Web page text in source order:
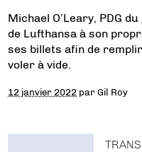
Michael O’Leary, PDG
de Lufthansa à son
ses billets afin de
voler à vide.
12 janvier 2022 parGil Roy